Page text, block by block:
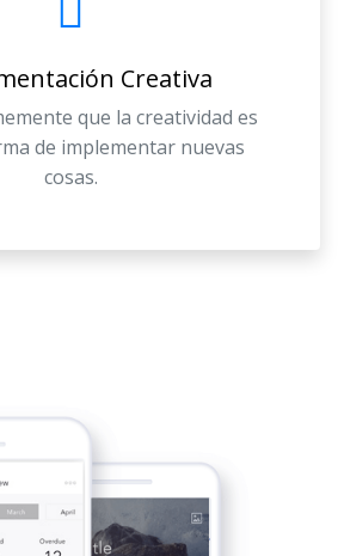
Creativa
que la creatividad es
de implementar nuevas
cosas.